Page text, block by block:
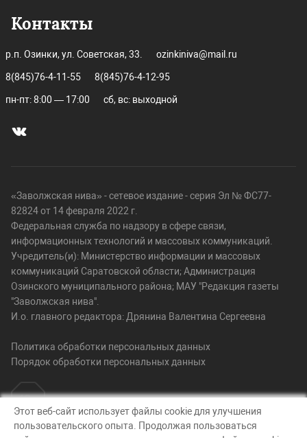
Контакты
р.п. Озинки, ул. Советская, 33. ozinkiniva@mail.ru
8(845)76-4-11-55 8(845)76-4-12-95
пн-пт: 8:00 — 17:00 сб, вс: выходной
«Заволжская нива» - сетевое издание - серия Эл № ФС77-
82824 от 14 февраля 2022 г.
Федеральная служба по надзору в сфере связи,
информационных технологий и массовых коммуникаций.
Учредитель(и): Министерство информации и массовых
коммуникаций Саратовской области; Администрация
Озинского муниципального района; МАУ "Редакция газеты
"Заволжская нива".
И.о. главного редактора: Дрянина Валентина Сергеевна
Политика обработки персональных данных
Порядок обработки персональных данных
© Заволжская нива, 2026
Этот веб-сайт использует файлы cookie для улучшения
пользовательского опыта. Продолжая пользоваться